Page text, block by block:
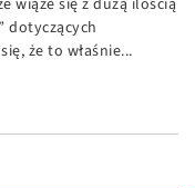
dotyczących
że to właśnie...